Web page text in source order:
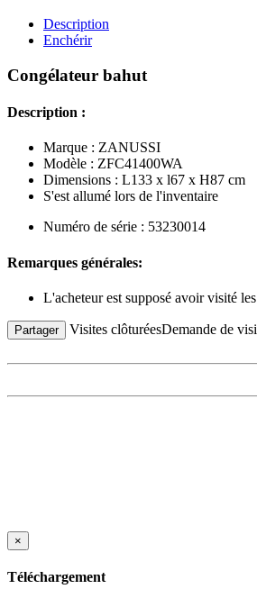
Description
Enchérir
Congélateur bahut
Description :
Marque : ZANUSSI
Modèle : ZFC41400WA
Dimensions : L133 x l67 x H87 cm
S'est allumé lors de l'inventaire
Numéro de série : 53230014
Remarques générales:
L'acheteur est supposé avoir visité
Partager Visites clôturéesDemande de
×
Téléchargement